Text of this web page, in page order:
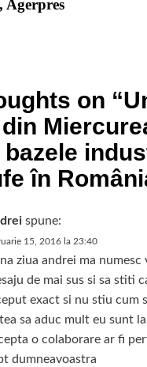
Agerpres
on “
bazele
în
spune:
15, 2016 la 23:40
ziua andrei ma
de mai sus si sa stiti
exact si nu stiu cum
sa aduc mult eu sunt
o colaborare ar fi
dumneavoastra